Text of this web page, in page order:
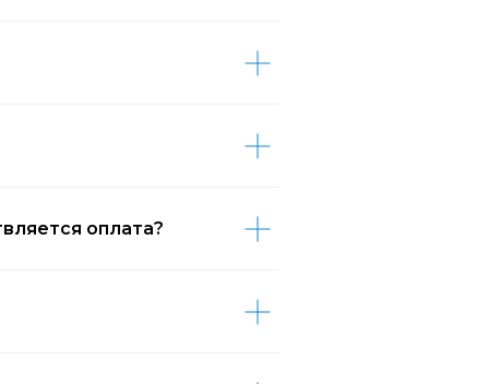
оплата?